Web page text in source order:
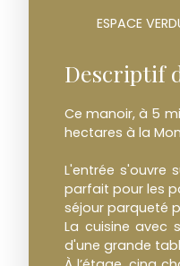
ESPACE
Descriptif
Ce manoir, à 5
hectares à la
L'entrée s'ouvre
parfait pour les
séjour parqueté
La cuisine avec
d'une grande